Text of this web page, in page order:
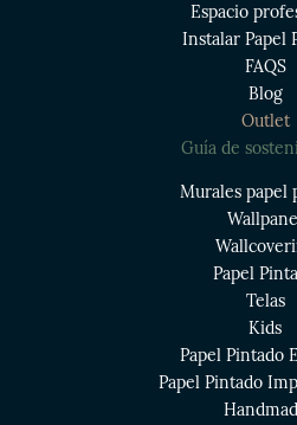
Espacio
Instalar Papel
FAQS
Blog
Outlet
Guía de
Murales papel
Papel
Telas
Kids
Papel Pintado
Papel Pintado